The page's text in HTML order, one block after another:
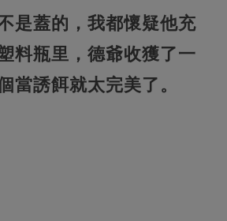
是蓋的，我都懷疑他充
料瓶里，德爺收獲了一
當誘餌就太完美了。